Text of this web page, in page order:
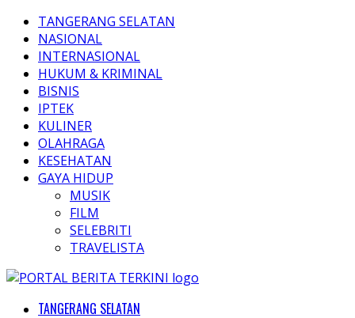
TANGERANG SELATAN
NASIONAL
INTERNASIONAL
HUKUM & KRIMINAL
BISNIS
IPTEK
KULINER
OLAHRAGA
KESEHATAN
GAYA HIDUP
MUSIK
FILM
SELEBRITI
TRAVELISTA
TANGERANG SELATAN